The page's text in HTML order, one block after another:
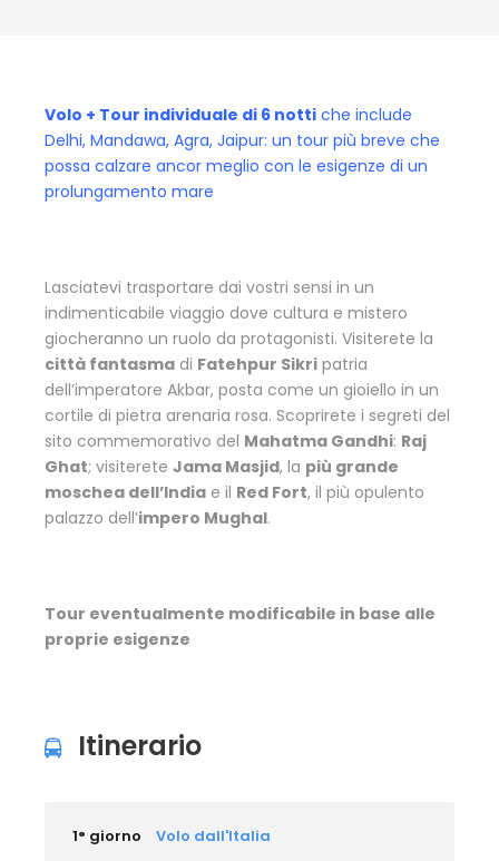
Volo + Tour individuale di 6 notti che include
Delhi, Mandawa, Agra, Jaipur: un tour più breve che
possa calzare ancor meglio con le esigenze di un
prolungamento mare
Lasciatevi trasportare dai vostri sensi in un
indimenticabile viaggio dove cultura e mistero
giocheranno un ruolo da protagonisti. Visiterete la
città fantasma di Fatehpur Sikri patria
dell’imperatore Akbar, posta come un gioiello in un
cortile di pietra arenaria rosa. Scoprirete i segreti del
sito commemorativo del Mahatma Gandhi: Raj
Ghat; visiterete Jama Masjid, la più grande
moschea dell’India e il Red Fort, il più opulento
palazzo dell’impero Mughal.
Tour eventualmente modificabile in base alle
proprie esigenze
Itinerario
1° giorno Volo dall'Italia